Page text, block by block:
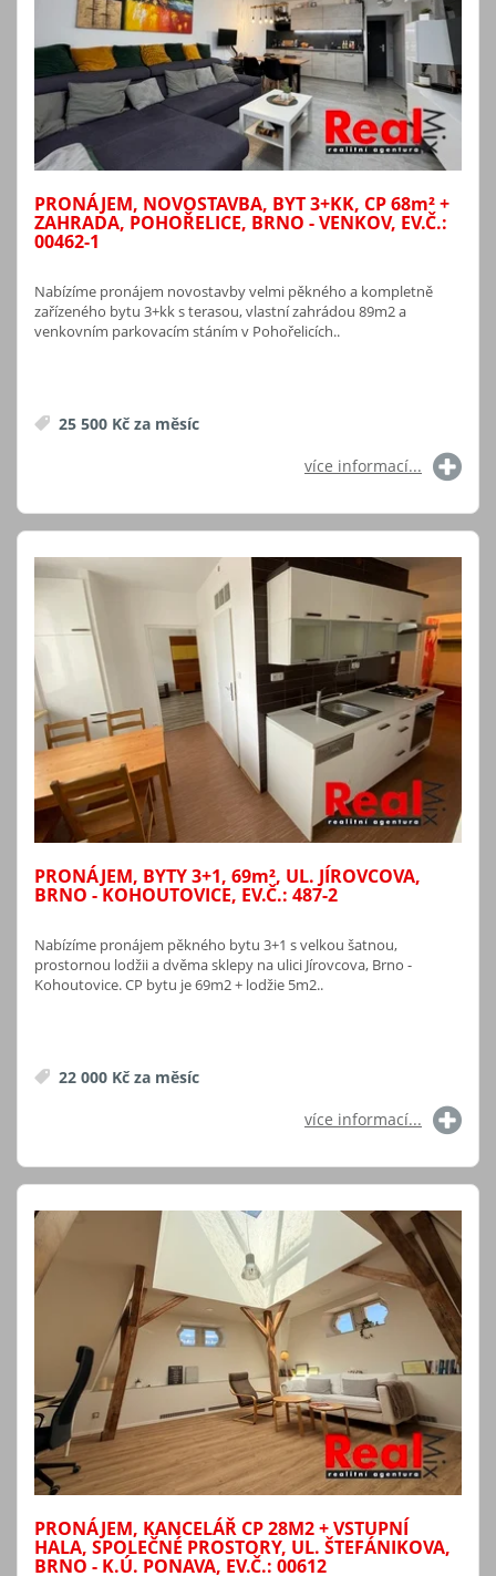
PRONÁJEM, NOVOSTAVBA, BYT 3+KK, CP 68m²+
ZAHRADA, POHOŘELICE, BRNO - VENKOV, EV.Č.:
00462-1
Nabízíme pronájem novostavby velmi pěkného a kompletně
zařízeného bytu 3+kk s terasou, vlastní zahrádou 89m2 a
venkovním parkovacím stáním v Pohořelicích..
25 500 Kč za měsíc
více informací...
PRONÁJEM, BYTY 3+1, 69m², UL. JÍROVCOVA,
BRNO - KOHOUTOVICE, EV.Č.: 487-2
Nabízíme pronájem pěkného bytu 3+1 s velkou šatnou,
prostornou lodžii a dvěma sklepy na ulici Jírovcova, Brno -
Kohoutovice. CP bytu je 69m2 + lodžie 5m2..
22 000 Kč za měsíc
více informací...
PRONÁJEM, KANCELÁŘ CP 28M2 + VSTUPNÍ
HALA, SPOLEČNÉ PROSTORY, UL. ŠTEFÁNIKOVA,
BRNO - K.Ú. PONAVA, EV.Č.: 00612